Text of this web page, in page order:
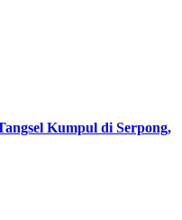
Kumpul di Serpong,